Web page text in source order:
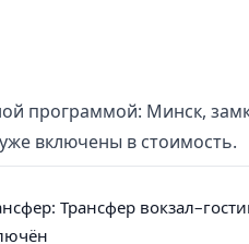
программой: Минск,
включены в стоимость.
Трансфер